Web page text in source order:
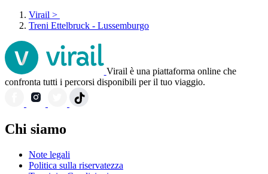
Virail >
Treni Ettelbruck - Lussemburgo
Virail è una piattaforma online che
confronta tutti i percorsi disponibili per il tuo viaggio.
Chi siamo
Note legali
Politica sulla riservatezza